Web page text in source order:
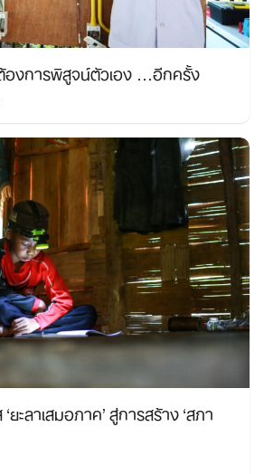
องการพิสูจน์ตัวเอง …อีกครั้ง
ะลาเสมอภาค’ สู่การสร้าง ‘สภา